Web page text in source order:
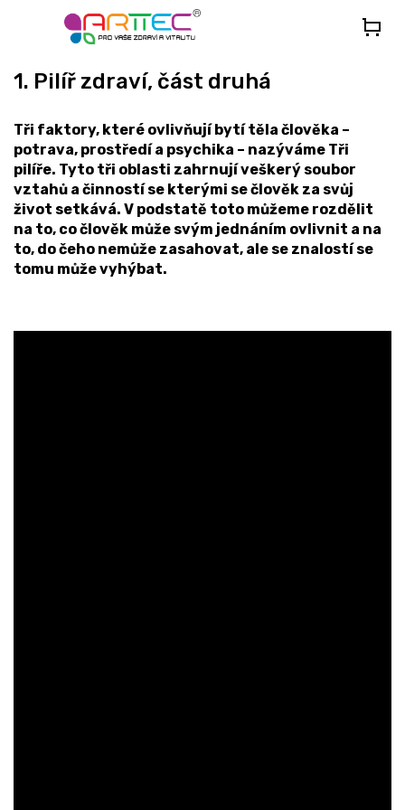
1. Pilíř zdraví, část druhá
Tři faktory, které ovlivňují bytí těla člověka –
potrava, prostředí a psychika – nazýváme Tři
pilíře. Tyto tři oblasti zahrnují veškerý soubor
vztahů a činností se kterými se člověk za svůj
život setkává. V podstatě toto můžeme rozdělit
na to, co člověk může svým jednáním ovlivnit a na
to, do čeho nemůže zasahovat, ale se znalostí se
tomu může vyhýbat.